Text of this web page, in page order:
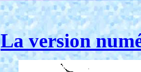
La version